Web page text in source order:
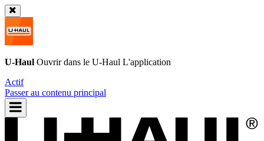
U-Haul Ouvrir dans le U-Haul L'application
Actif
Passer au contenu principal